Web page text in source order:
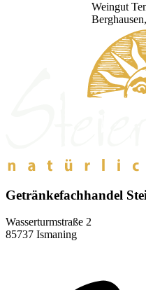
Weingut
Getränkefachhandel
Wasserturmstraße 2
85737 Ismaning